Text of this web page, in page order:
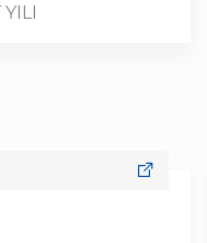
YILI